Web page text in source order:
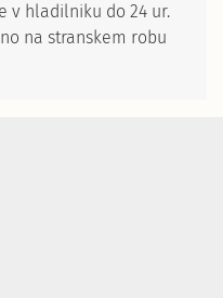
v hladilniku do 24 ur.
na stranskem robu